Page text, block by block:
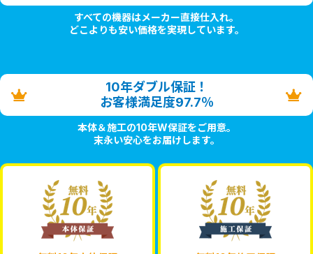
すべての機器はメーカー直接仕入れ。
どこよりも安い価格を実現しています。
10年ダブル保証！
お客様満足度97.7％
本体＆施工の10年W保証をご用意。
末永い安心をお届けします。